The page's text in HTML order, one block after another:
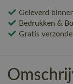
Geleverd
Bedrukken &
Gratis